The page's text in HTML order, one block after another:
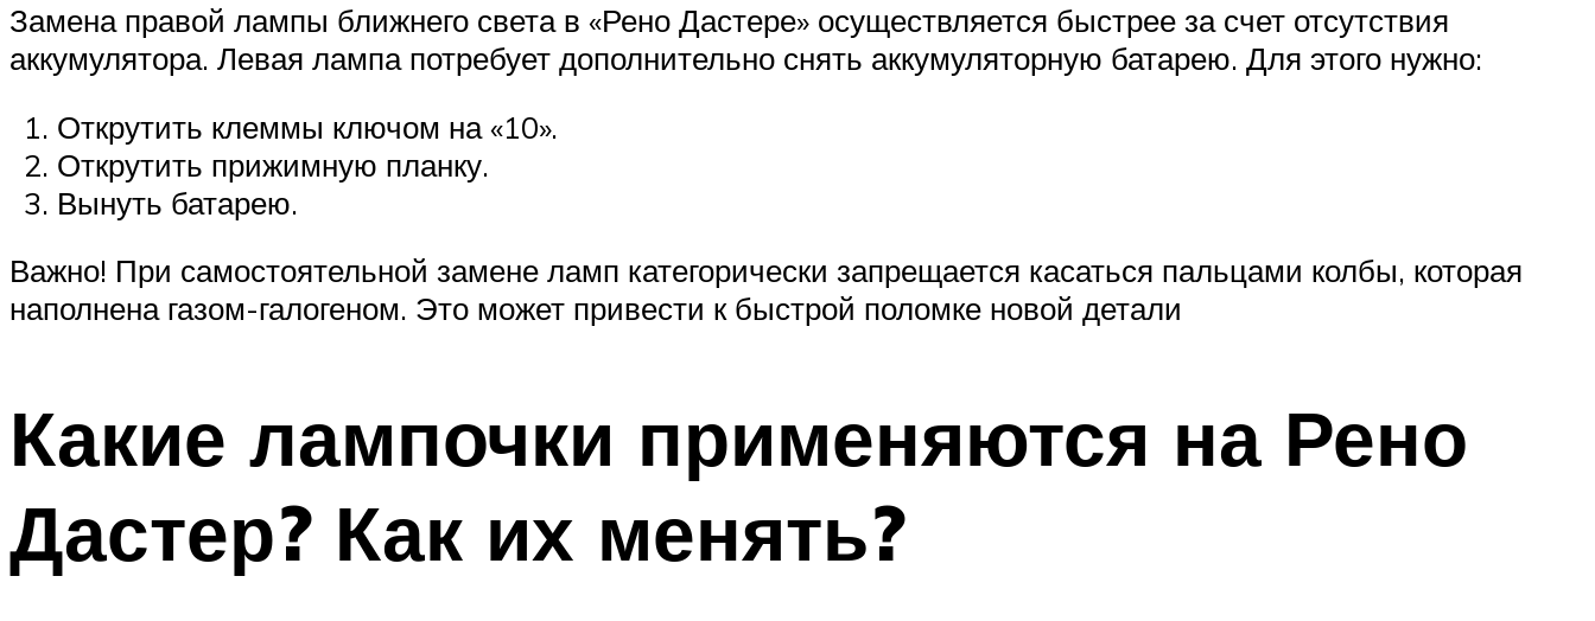
Замена правой лампы ближнего света в «Рено Дастере» осуществляется быстрее за счет отсутствия
аккумулятора. Левая лампа потребует дополнительно снять аккумуляторную батарею. Для этого нужно:
Открутить клеммы ключом на «10».
Открутить прижимную планку.
Вынуть батарею.
Важно! При самостоятельной замене ламп категорически запрещается касаться пальцами колбы, которая
наполнена газом-галогеном. Это может привести к быстрой поломке новой детали
Какие лампочки применяются на Рено
Дастер? Как их менять?